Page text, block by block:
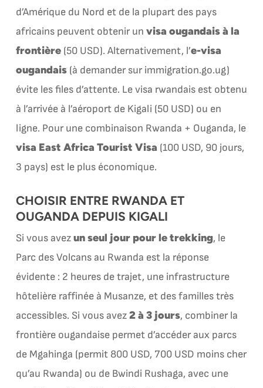
d’Amérique du Nord et de la plupart des pays
africains peuvent obtenir un visa ougandais à la
frontière(50 USD). Alternativement, l’e-visa
ougandais(à demander sur immigration.go.ug)
évite les files d’attente. Le visa rwandais est obtenu
à l’arrivée à l’aéroport de Kigali (50 USD) ou en
ligne. Pour une combinaison Rwanda + Ouganda, le
visa East Africa Tourist Visa (100 USD, 90 jours,
3 pays) est le plus économique.
CHOISIR ENTRE RWANDA ET
OUGANDA DEPUIS KIGALI
Si vous avezun seul jour pour le trekking, le
Parc des Volcans au Rwanda est la réponse
évidente : 2 heures de trajet, une infrastructure
hôtelière raffinée à Musanze, et des familles très
accessibles. Si vous avez2 à 3 jours, combiner la
frontière ougandaise permet d’accéder aux parcs
de Mgahinga (permit 800 USD, 700 USD moins cher
qu’au Rwanda) ou de Bwindi Rushaga, avec une